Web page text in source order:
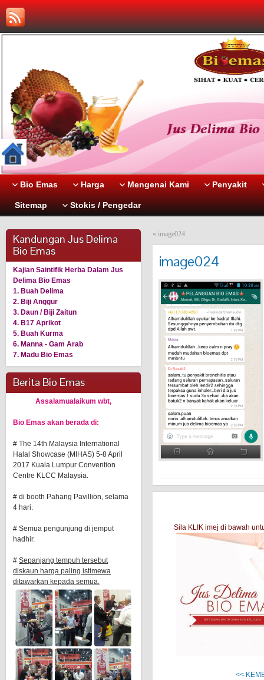
Bio Emas Harga Mengenai Kami Penyakit
Sitemap Stokis / Pengedar
Kandungan Jus Delima
Bio Emas
Kajian Saintifik Herba Dalam Jus
Delima Bio Emas
1. Buah Delima
2. Biji Anggur
3. Daun / Biji Zaitun
4. B17 Aprikot
5. Buah Kurma
6. Manna - Gam Arab
7. Madu Bio Emas
Berita Bio Emas
Assalamualaikum wbt,
Bio Emas akan berada di:
# The 14th Malaysia International
Halal Showcase (MIHAS) 5-8 April
2017 Kuala Lumpur Convention
Centre KLCC Malaysia.
# di booth Pahang Pavillion, selama
4 hari.
# Semua pengunjung di jemput
hadhir.
# Sepanjang tempuh tersebut
diskaun harga paling istimewa
ditawarkan kepada semua.
« image024
image024
Sila KLIK imej di bawah
<<